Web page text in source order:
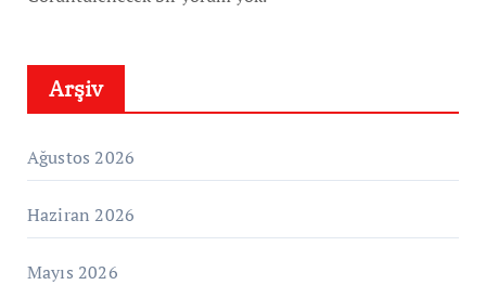
Arşiv
Ağustos 2026
Haziran 2026
Mayıs 2026